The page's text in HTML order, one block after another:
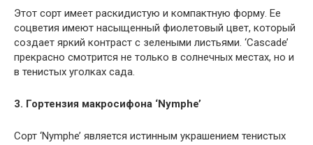
Этот сорт имеет раскидистую и компактную форму. Ее
соцветия имеют насыщенный фиолетовый цвет, который
создает яркий контраст с зелеными листьями. ‘Cascade’
прекрасно смотрится не только в солнечных местах, но и
в тенистых уголках сада.
3. Гортензия макросифона ‘Nymphe’
Сорт ‘Nymphe’ является истинным украшением тенистых